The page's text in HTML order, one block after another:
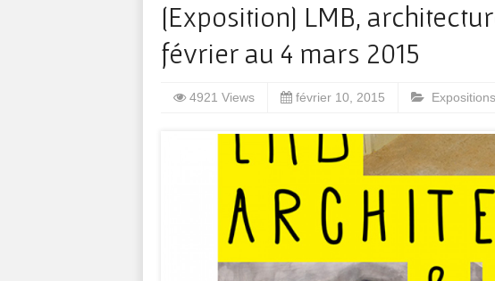
[Exposition] LMB,
février au 4 mars 2015
4921 Views février 10, 2015 Expositions